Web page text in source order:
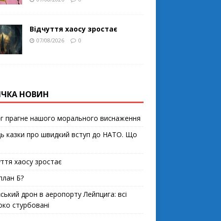
Відчуття хаосу зростає
07/08/2026 0
НОВИН
прагне нашого морального виснаження
казки про швидкий вступ до НАТО. Що
хаосу зростає
Б?
дрон в аеропорту Лейпцига: всі
стурбовані